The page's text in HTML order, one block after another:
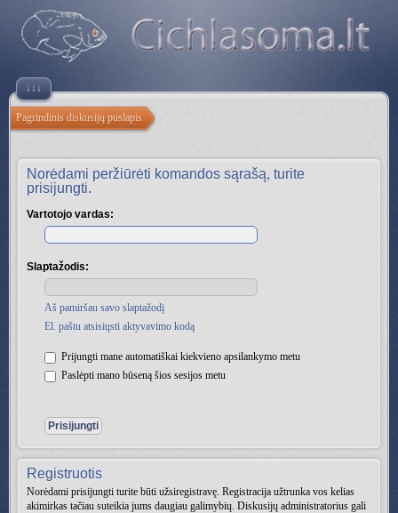
↓↓↓
Pagrindinis diskusijų puslapis
Norėdami peržiūrėti komandos sąrašą, turite
prisijungti.
Vartotojo vardas:
Slaptažodis:
Aš pamiršau savo slaptažodį
El. paštu atsisiųsti aktyvavimo kodą
Prijungti mane automatiškai kiekvieno apsilankymo metu
Paslėpti mano būseną šios sesijos metu
Registruotis
Norėdami prisijungti turite būti užsiregistravę. Registracija užtrunka vos kelias
akimirkas tačiau suteikia jums daugiau galimybių. Diskusijų administratorius gali